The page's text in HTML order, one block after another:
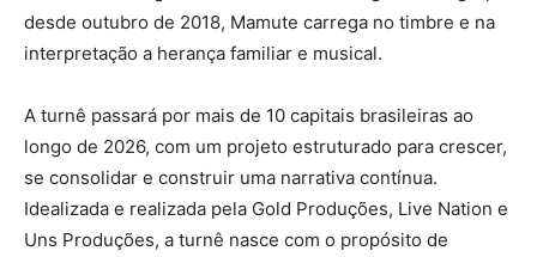
desde outubro de 2018, Mamute carrega no timbre e na
interpretação a herança familiar e musical.
A turnê passará por mais de 10 capitais brasileiras ao
longo de 2026, com um projeto estruturado para crescer,
se consolidar e construir uma narrativa contínua.
Idealizada e realizada pela Gold Produções, Live Nation e
Uns Produções, a turnê nasce com o propósito de